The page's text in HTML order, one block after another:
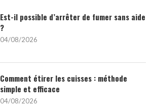
Est-il possible d’arrêter de fumer sans aide
?
04/08/2026
Comment étirer les cuisses : méthode
simple et efficace
04/08/2026